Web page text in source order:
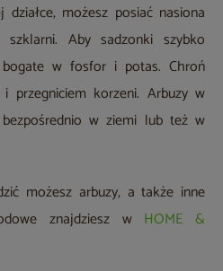
możesz posiać nasiona
Aby sadzonki szybko
bogate w fosfor i potas. Chroń
przegniciem korzeni. Arbuzy w
w ziemi lub też w
możesz arbuzy, a także inne
znajdziesz w HOME &